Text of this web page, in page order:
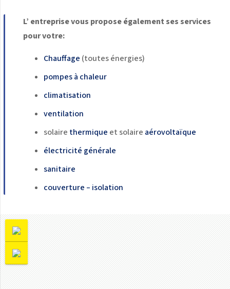
L’ entreprise vous propose également ses services
pour votre:
Chauffage (toutes énergies)
pompes à chaleur
climatisation
ventilation
solaire thermique et solaire aérovoltaïque
électricité générale
sanitaire
couverture – isolation